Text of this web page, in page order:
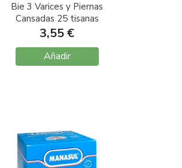
Bie 3 Varices y Piernas
Cansadas 25 tisanas
3,55 €
Añadir